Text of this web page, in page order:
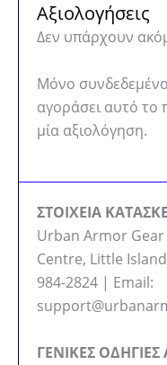
Αξιολογήσεις
Δεν υπάρχουν
Μόνο
αγοράσει αυτό
μία αξιολόγηση.
ΣΤΟΙΧΕΙΑ
Urban Armor
Centre, Little
984-2824 | Email:
ΓΕΝΙΚΕΣ ΟΔΗΓΙΕΣ